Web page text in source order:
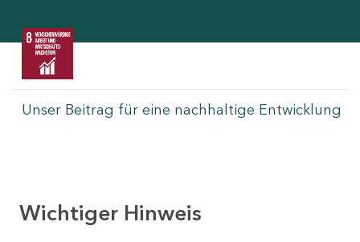
Unser Beitrag für eine nachhaltige Entwicklung
Wichtiger Hinweis